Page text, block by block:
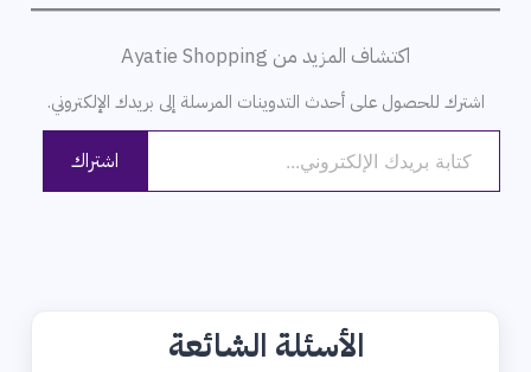
اكتشاف المزيد من Ayatie Shopping
اشترك للحصول على أحدث التدوينات المرسلة إلى بريدك الإلكتروني.
كتابة بريدك الإلكتروني...
اشتراك
الأسئلة الشائعة